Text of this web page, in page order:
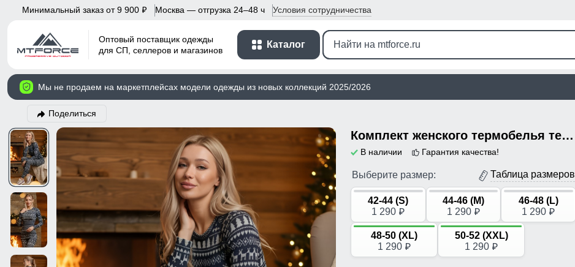
Минимальный заказ от 9 900 p Москва — отгрузка 24–48 ч Условия сотрудничества
Оптовый поставщик одежды
для СП, селлеров и магазинов
Каталог
Мы не продаем на маркетплейсах модели одежды из новых коллекций 2025/2026
Поделиться
Комплект женского термобелья темно-синего цвета 2520TS
В наличии Гарантия качества!
Выберите размер: Таблица размеров
42-44 (S)
1 290 p
44-46 (M)
1 290 p
46-48 (L)
1 290 p
48-50 (XL)
1 290 p
50-52 (XXL)
1 290 p